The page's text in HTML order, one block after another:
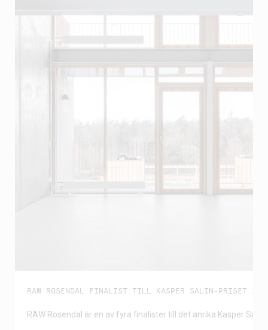
RAW ROSENDAL FINALIST TILL KASPER SALIN-PRISET
RAW Rosendal är en av fyra finalister till det anrika Kasper